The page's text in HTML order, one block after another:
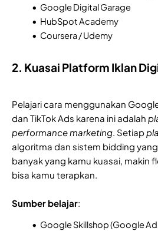
Google Digital Garage
HubSpot Academy
Coursera / Udemy
2. Kuasai Platform Iklan
Pelajari cara menggunakan
dan TikTok Ads karena ini adalah
performance marketing. Setiap
algoritma dan sistem bidding
banyak yang kamu kuasai, makin
bisa kamu terapkan.
Sumber belajar:
Google Skillshop (Google